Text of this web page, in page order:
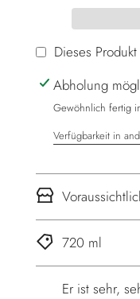
g
e
l
d
e
.
Dieses
Abholung
Gewöhnlich fertig
Verfügbarkeit in
720 ml
Er ist sehr,